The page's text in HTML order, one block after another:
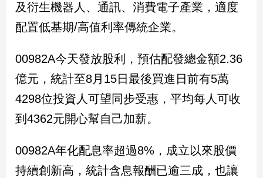
及衍生機器人、通訊、消費電子產業，適度
配置低基期/高值利率傳統企業。
00982A今天發放股利，預估配發總金額2.36
億元，統計至8月15日最後買進日前有5萬
4298位投資人可望同步受惠，平均每人可收
到4362元開心幫自己加薪。
00982A年化配息率超過8%，成立以來股價
持續創新高，統計含息報酬已逾三成，也讓